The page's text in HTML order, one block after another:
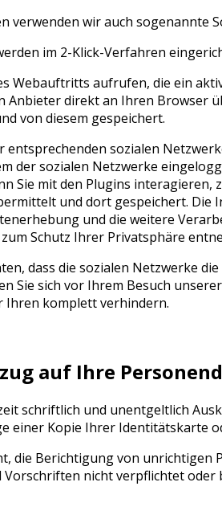
verwenden wir auch sogenannte
im 2-Klick-Verfahren
Webauftritts aufrufen, die ein
Anbieter direkt an Ihren Browser
von diesem gespeichert.
sozialen
der sozialen Netzwerke
Sie mit den Plugins
und dort gespeichert. Die
und die weitere
Schutz Ihrer Privatsphäre
dass die sozialen Netzwerke
Sie sich vor Ihrem Besuch
Ihren komplett verhindern.
auf Ihre
schriftlich und unentgeltlich
einer Kopie Ihrer Identitätskarte
die Berichtigung von
Vorschriften nicht verpflichtet